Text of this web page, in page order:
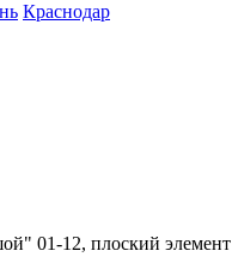
Краснодар
01-12, плоский элемент